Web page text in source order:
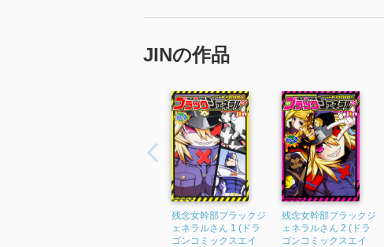
JINの作品
残念女幹部ブラックジ
ェネラルさん 1 (ドラ
ゴンコミックスエイ
残念女幹部ブラックジ
ェネラルさん 2 (ドラ
ゴンコミックスエイ